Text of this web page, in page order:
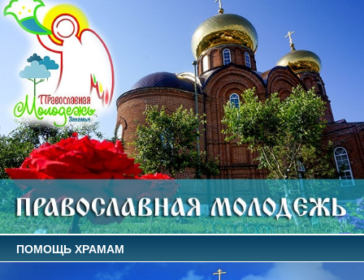
ПОМОЩЬ ХРАМАМ